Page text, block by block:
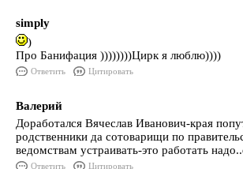
simply
)
Про Банифация ))))))))Цирк я люблю))))
Ответить Цитировать
Валерий
Доработался Вячеслав Иванович-края
родственники да сотоварищи по
ведомствам устраивать-это работать
Ответить Цитировать